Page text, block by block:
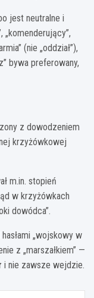
jest neutralne i
„komenderujący”,
(nie „oddział”),
bywa preferowany,
z dowodzeniem
krzyżówkowej
m.in. stopień
w krzyżówkach
dowódca”.
„wojskowy w
z „marszałkiem” —
i nie zawsze wejdzie.